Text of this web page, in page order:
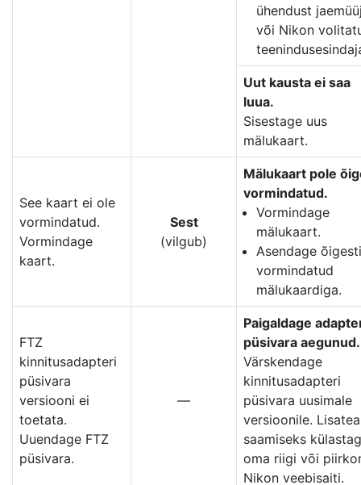
ühendust
või Nikon
Uut kausta ei saa
luua.
Sisestage uus
mälukaart.
See kaart ei ole
vormindatud.
Vormindage
kaart.
Sest
(vilgub)
Mälukaart pole
vormindatud.
Vormindage
mälukaart.
Asendage õigesti
vormindatud
mälukaardiga.
FTZ
kinnitusadapteri
püsivara
versiooni ei
toetata.
Uuendage FTZ
püsivara.
—
Paigaldage
püsivara aegunud.
Värskendage
kinnitusadapteri
püsivara uusimale
versioonile.
saamiseks
oma riigi või
Nikon veebisaiti.